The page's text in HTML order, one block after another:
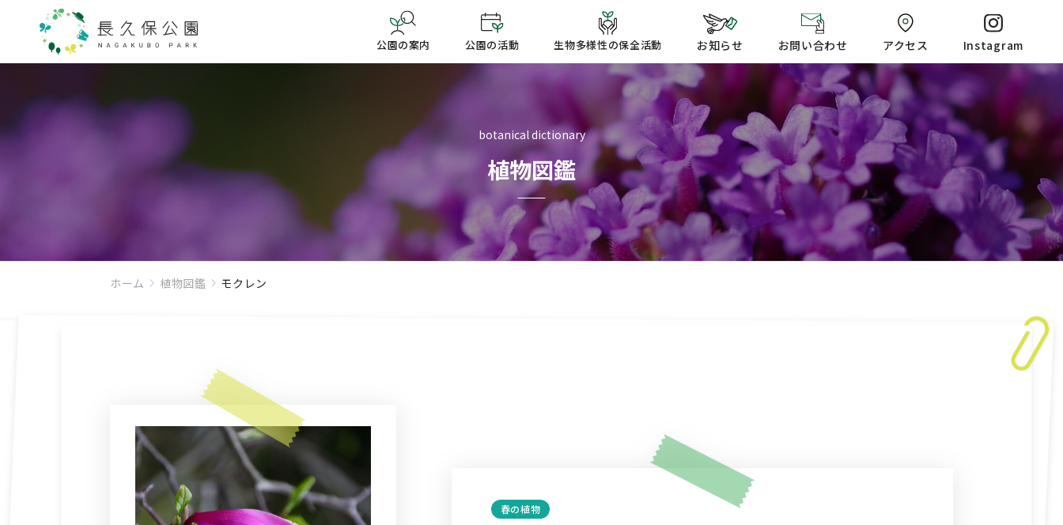
公園の案内 公園の活動 生物多様性の保全活動 お知らせ お問い合わせ アクセス Instagram
botanical dictionary
植物図鑑
ホーム 植物図鑑 モクレン
春の植物